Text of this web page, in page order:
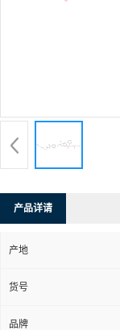
产品详请
产地
货号
品牌